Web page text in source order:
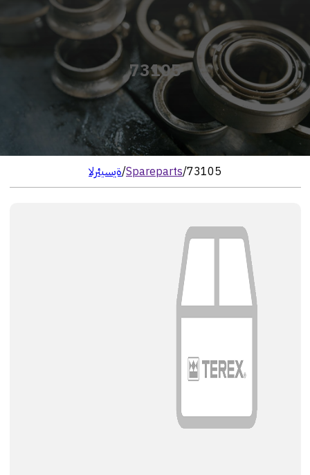
73105
الرئيسية/Spareparts/73105